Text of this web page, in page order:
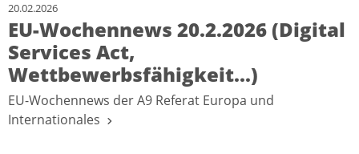
20.02.2026
EU-Wochennews 20.2.2026 (Digital
Services Act,
Wettbewerbsfähigkeit...)
EU-Wochennews der A9 Referat Europa und
Internationales